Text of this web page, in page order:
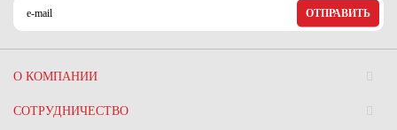
ОТПРАВИТЬ
О КОМПАНИИ
СОТРУДНИЧЕСТВО